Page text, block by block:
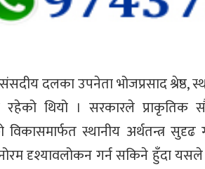
दलका उपनेता भोजप्रसाद श्रेष्ठ,
थियो । सरकारले प्राकृतिक
स्थानीय अर्थतन्त्र सुदृढ
दृश्यावलोकन गर्न सकिने हुँदा